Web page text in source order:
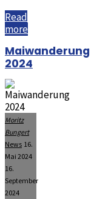
Read
more
2024"
Maiwanderung
2024
Moritz
Bungert
News 16.
Mai 2024
16.
September
2024